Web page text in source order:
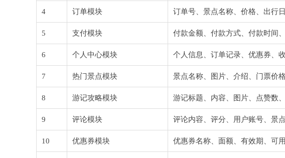
4 订单模块 订单号、景点名称、价格、出行
5 支付模块 付款金额、付款方式、付款时间
6 个人中心模块 个人信息、订单记录、优惠券、
7 热门景点模块 景点名称、图片、介绍、门票价
8 游记攻略模块 游记标题、内容、图片、点赞数
9 评论模块 评论内容、评分、用户账号、景
10 优惠券模块 优惠券名称、面额、有效期、可